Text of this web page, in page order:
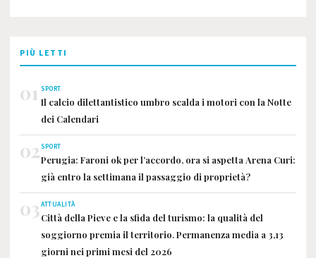
PIÙ LETTI
01 SPORT
Il calcio dilettantistico umbro scalda i motori con la Notte
dei Calendari
02SPORT
Perugia: Faroni ok per l’accordo, ora si aspetta Arena Curi:
già entro la settimana il passaggio di proprietà?
03ATTUALITÀ
Città della Pieve e la sfida del turismo: la qualità del
soggiorno premia il territorio. Permanenza media a 3,13
giorni nei primi mesi del 2026